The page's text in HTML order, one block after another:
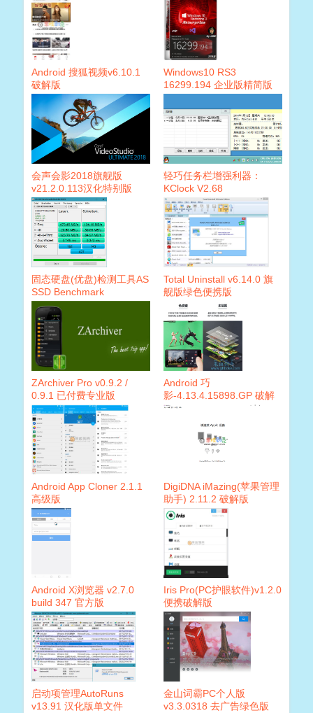
Android 搜狐视频v6.10.1
破解版
Windows10 RS3
16299.194 企业版精简版
会声会影2018旗舰版
v21.2.0.113汉化特别版
轻巧任务栏增强利器：
KClock V2.68
固态硬盘(优盘)检测工具AS
SSD Benchmark
2.0.6694.23026汉化版
Total Uninstall v6.14.0 旗
舰版绿色便携版
ZArchiver Pro v0.9.2 /
0.9.1 已付费专业版
Android 巧
影-4.13.4.15898.GP 破解
版
Android App Cloner 2.1.1
高级版
DigiDNA iMazing(苹果管理
助手) 2.11.2 破解版
Android X浏览器 v2.7.0
build 347 官方版
Iris Pro(PC护眼软件)v1.2.0
便携破解版
启动项管理AutoRuns
v13.91 汉化版单文件
金山词霸PC个人版
v3.3.0318 去广告绿色版